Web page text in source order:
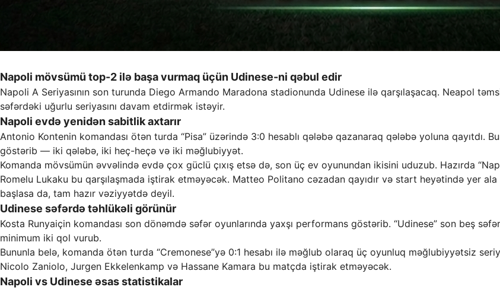
Napoli mövsümü top-2 ilə başa vurmaq üçün Udinese-ni qəbul edir
Napoli A Seriyasının son turunda Diego Armando Maradona stadionunda Udinese ilə qarşılaşacaq. Neapol
səfərdəki uğurlu seriyasını davam etdirmək istəyir.
Napoli evdə yenidən sabitlik axtarır
Antonio Kontenin komandası ötən turda “Pisa” üzərində 3:0 hesablı qələbə qazanaraq qələbə yoluna qayıtdı.
göstərib — iki qələbə, iki heç-heçə və iki məğlubiyyət.
Komanda mövsümün əvvəlində evdə çox güclü çıxış etsə də, son üç ev oyunundan ikisini uduzub. Hazırda
Romelu Lukaku bu qarşılaşmada iştirak etməyəcək. Matteo Politano cəzadan qayıdır və start heyətində yer
başlasa da, tam hazır vəziyyətdə deyil.
Udinese səfərdə təhlükəli görünür
Kosta Runyaiçin komandası son dönəmdə səfər oyunlarında yaxşı performans göstərib. “Udinese” son beş
minimum iki qol vurub.
Bununla belə, komanda ötən turda “Cremonese”yə 0:1 hesabı ilə məğlub olaraq üç oyunluq məğlubiyyətsiz
Nicolo Zaniolo, Jurgen Ekkelenkamp və Hassane Kamara bu matçda iştirak etməyəcək.
Napoli vs Udinese əsas statistikalar